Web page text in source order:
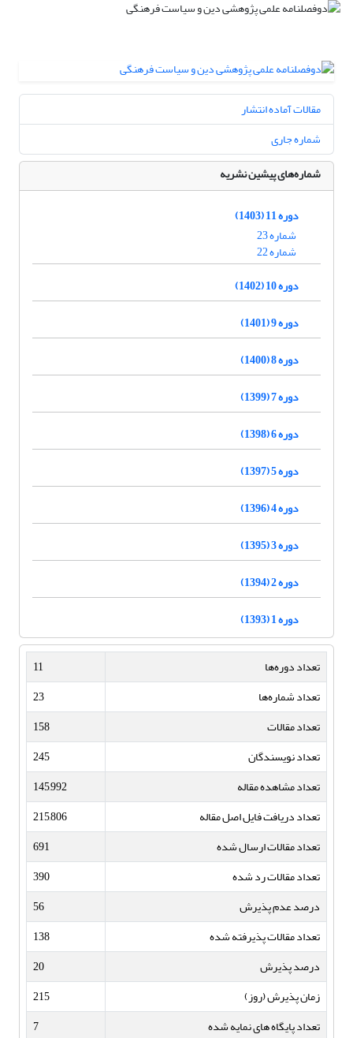
مقالات آماده انتشار
شماره جاری
شماره‌های پیشین نشریه
دوره 11 (1403)
شماره 23
شماره 22
دوره 10 (1402)
دوره 9 (1401)
دوره 8 (1400)
دوره 7 (1399)
دوره 6 (1398)
دوره 5 (1397)
دوره 4 (1396)
دوره 3 (1395)
دوره 2 (1394)
دوره 1 (1393)
تعداد دوره‌ها
11
تعداد شماره‌ها
23
تعداد مقالات
158
تعداد نویسندگان
245
تعداد مشاهده مقاله
145,992
تعداد دریافت فایل اصل مقاله
215,806
تعداد مقالات ارسال شده
691
تعداد مقالات رد شده
390
درصد عدم پذیرش
56
تعداد مقالات پذیرفته شده
138
درصد پذیرش
20
زمان پذیرش (روز)
215
تعداد پایگاه های نمایه شده
7